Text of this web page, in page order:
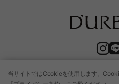
当サイトではCookieを使用します。